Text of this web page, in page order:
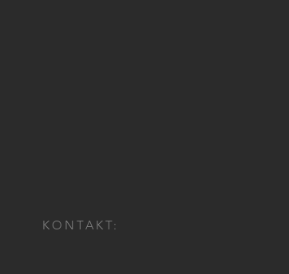
KONTAKT: